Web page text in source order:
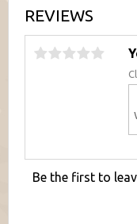
REVIEWS
Be the first to